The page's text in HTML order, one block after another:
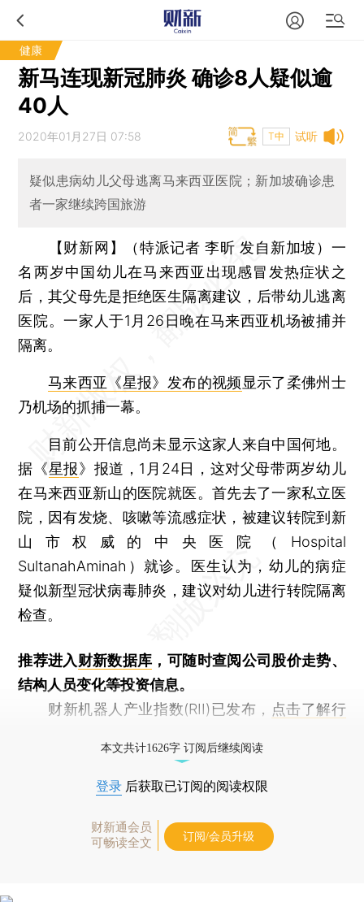
健康
新马连现新冠肺炎 确诊8人疑似逾
40人
试听
2020年01月27日 07:58 T中
疑似患病幼儿父母逃离马来西亚医院；新加坡确诊患
者一家继续跨国旅游
【财新网】（特派记者 李昕 发自新加坡） 一
名两岁中国幼儿在马来西亚出现感冒发热症状之
后，其父母先是拒绝医生隔离建议，后带幼儿逃离
医院。一家人于1月26日晚在马来西亚机场被捕并
隔离。
马来西亚《星报》发布的视频显示了柔佛州士
乃机场的抓捕一幕。
目前公开信息尚未显示这家人来自中国何地。
据《星报》报道，1月24日，这对父母带两岁幼儿
在马来西亚新山的医院就医。首先去了一家私立医
院，因有发烧、咳嗽等流感症状，被建议转院到新
山市权威的中央医院（Hospital
SultanahAminah）就诊。医生认为，幼儿的病症
疑似新型冠状病毒肺炎，建议对幼儿进行转院隔离
检查。
推荐进入财新数据库 ，可随时查阅公司股价走势、
结构人员变化等投资信息。
财新机器人产业指数(RII)已发布， 点击了解行
本文共计1626字 订阅后继续阅读
登录 后获取已订阅的阅读权限
财新通会员
可畅读全文
订阅/会员升级